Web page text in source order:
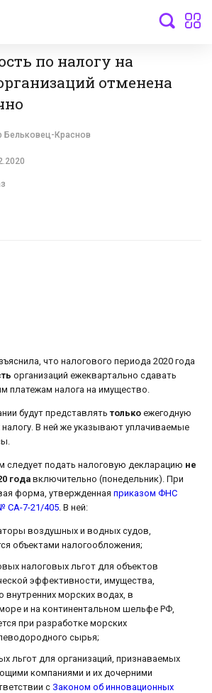
по налогу на
отменена
Бельковец-Краснов
что налогового периода 2020 года
организаций ежеквартально сдавать
платежам налога на имущество.
будут представлятьтолько ежегодную
В ней же указывают уплачиваемые
следует подать налоговую декларацию не
года включительно (понедельник). При
форма, утвержденная приказом ФНС
СА-7-21/405. В ней:
воздушных и водных судов,
объектами налогообложения;
налоговых льгот для объектов
эффективности, имущества,
внутренних морских водах, в
и на континентальном шельфе РФ,
при разработке морских
сырья;
льгот для организаций, признаваемых
компаниями и их дочерними
с Законом об инновационных